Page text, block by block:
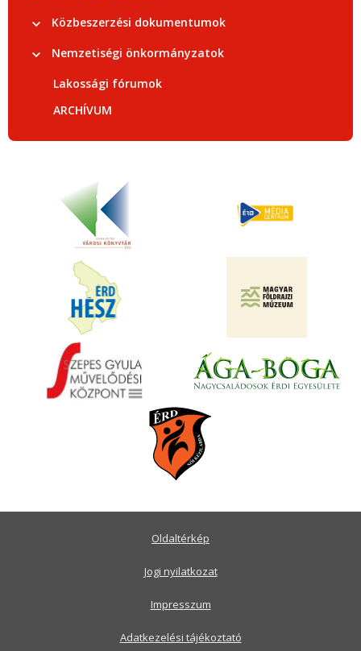
Közbeszerzési dokumentumok
Nemzetiségi önkormányzatok
Lakossági fórumok
ARCHÍVUM
Oldaltérkép
Jogi nyilatkozat
Impresszum
Adatkezelési tájékoztató